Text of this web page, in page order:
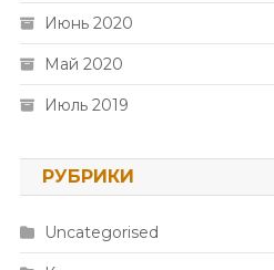
Июнь 2020
Май 2020
Июль 2019
РУБРИКИ
Uncategorised